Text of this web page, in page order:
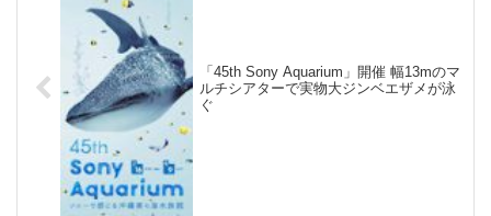
「45th Sony Aquarium」開催 幅13mのマ
ルチシアターで実物大ジンベエザメが泳
ぐ